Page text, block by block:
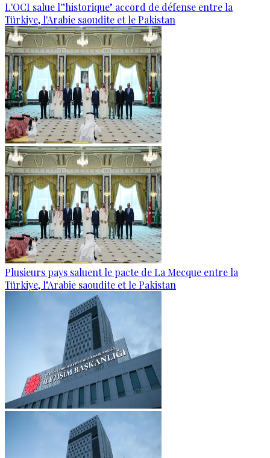
L'OCI salue l'"historique" accord de défense entre la
Türkiye, l'Arabie saoudite et le Pakistan
Plusieurs pays saluent le pacte de La Mecque entre la
Türkiye, l’Arabie saoudite et le Pakistan